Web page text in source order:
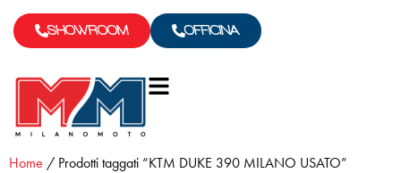
SHOWROOM OFFICINA
Home / Prodotti taggati “KTM DUKE 390 MILANO USATO”